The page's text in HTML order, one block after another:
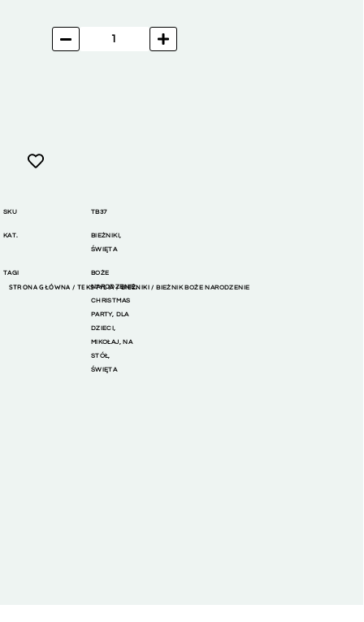
SKU TB37
KAT. BIEŻNIKI,
ŚWIĘTA
TAGI
BOŻE
NARODZENIE,
CHRISTMAS
PARTY, DLA
DZIECI,
MIKOŁAJ,NA
STÓŁ,
ŚWIĘTA
STRONA GŁÓWNA /TEKSTYLIA/BIEŻNIKI / BIEŻNIK BOŻE NARODZENIE